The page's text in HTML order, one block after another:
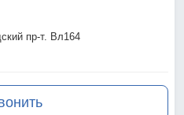
пр-т. Вл164